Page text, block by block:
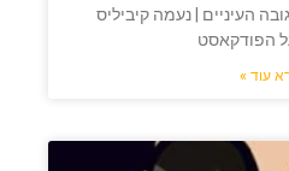
העיניים | נעמה קיביליס
הפודקאסט
עוד »